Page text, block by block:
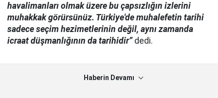
havalimanları olmak üzere bu çapsızlığın izlerini
muhakkak görürsünüz. Türkiye'de muhalefetin tarihi
sadece seçim hezimetlerinin değil, aynı zamanda
icraat düşmanlığının da tarihidir”dedi.
Haberin Devamı